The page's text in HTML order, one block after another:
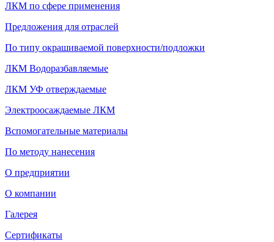
ЛКМ по сфере применения
Предложения для отраслей
По типу окрашиваемой поверхности/подложки
ЛКМ Водоразбавляемые
ЛКМ УФ отверждаемые
Электроосаждаемые ЛКМ
Вспомогательные материалы
По методу нанесения
О предприятии
О компании
Галерея
Сертификаты